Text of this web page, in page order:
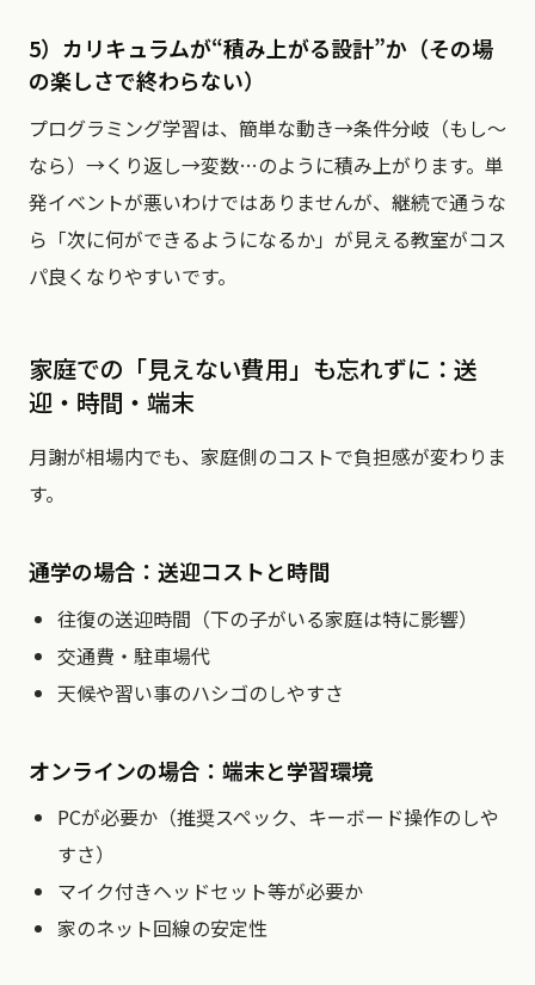
5）カリキュラムが“積み上がる設計”か（その場
の楽しさで終わらない）
プログラミング学習は、簡単な動き→条件分岐（もし〜
なら）→くり返し→変数…のように積み上がります。単
発イベントが悪いわけではありませんが、継続で通うな
ら「次に何ができるようになるか」が見える教室がコス
パ良くなりやすいです。
家庭での「見えない費用」も忘れずに：送
迎・時間・端末
月謝が相場内でも、家庭側のコストで負担感が変わりま
す。
通学の場合：送迎コストと時間
往復の送迎時間（下の子がいる家庭は特に影響）
交通費・駐車場代
天候や習い事のハシゴのしやすさ
オンラインの場合：端末と学習環境
PCが必要か（推奨スペック、キーボード操作のしや
すさ）
マイク付きヘッドセット等が必要か
家のネット回線の安定性